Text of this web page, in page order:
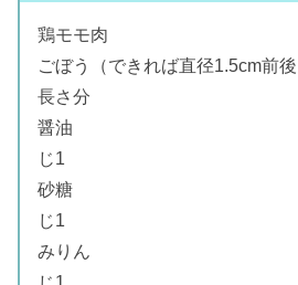
鶏モモ
ごぼう（できれば直径
長さ分
醤油
じ1
砂糖
じ1
みりん